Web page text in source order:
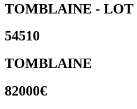
TOMBLAINE - LOT
54510
TOMBLAINE
82000€